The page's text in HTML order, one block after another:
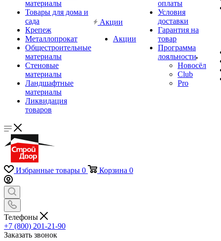
материалы
Товары для дома и
сада
Крепеж
Металлопрокат
Общестроительные
материалы
Стеновые
материалы
Ландшафтные
материалы
Ликвидация
товаров
Акции
Акции
оплаты
Условия
доставки
Гарантия на
товар
Программа
лояльности
Новосёл
Club
Pro
Избранные товары 0 Корзина 0
Телефоны
+7 (800) 201-21-90
Заказать звонок